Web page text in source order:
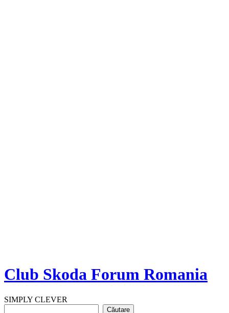
Club Skoda Forum Romania
SIMPLY CLEVER